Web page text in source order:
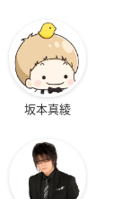
坂本真綾